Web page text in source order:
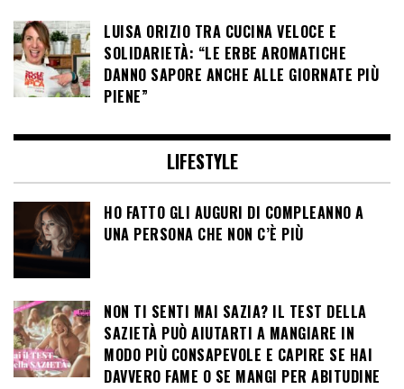
LUISA ORIZIO TRA CUCINA VELOCE E
SOLIDARIETÀ: “LE ERBE AROMATICHE
DANNO SAPORE ANCHE ALLE GIORNATE PIÙ
PIENE”
LIFESTYLE
HO FATTO GLI AUGURI DI COMPLEANNO A
UNA PERSONA CHE NON C’È PIÙ
NON TI SENTI MAI SAZIA? IL TEST DELLA
SAZIETÀ PUÒ AIUTARTI A MANGIARE IN
MODO PIÙ CONSAPEVOLE E CAPIRE SE HAI
DAVVERO FAME O SE MANGI PER ABITUDINE